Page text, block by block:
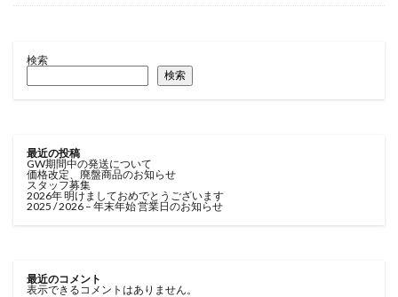
検索
検索
最近の投稿
GW期間中の発送について
価格改定、廃盤商品のお知らせ
スタッフ募集
2026年 明けましておめでとうございます
2025 / 2026 – 年末年始 営業日のお知らせ
最近のコメント
表示できるコメントはありません。